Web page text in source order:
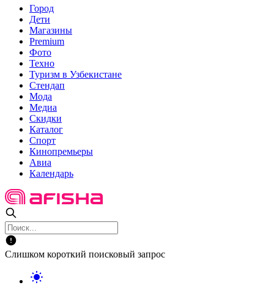
Город
Дети
Магазины
Premium
Фото
Техно
Туризм в Узбекистане
Стендап
Мода
Медиа
Скидки
Каталог
Спорт
Кинопремьеры
Авиа
Календарь
Слишком короткий поисковый запрос